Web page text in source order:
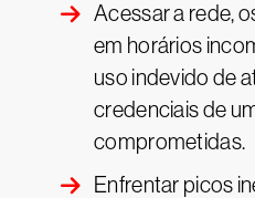
Acessar a rede,
em horários
uso indevido de
credenciais de
comprometidas.
Enfrentar picos